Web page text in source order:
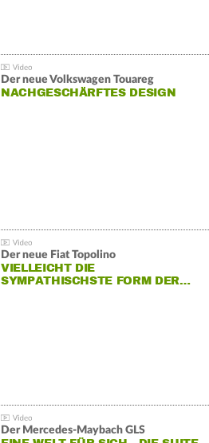
Der neue Volkswagen Touareg
NACHGESCHÄRFTES DESIGN
Der neue Fiat Topolino
VIELLEICHT DIE
SYMPATHISCHSTE FORM DER…
Der Mercedes‑Maybach GLS